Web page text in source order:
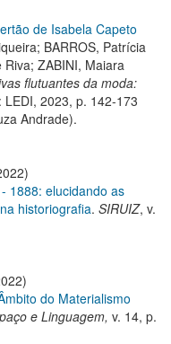
de Isabela Capeto
BARROS, Patrícia
ZABINI, Maiara
flutuantes da moda:
LEDI, 2023, p. 142-173
Andrade).
1888: elucidando as
historiografia. SIRUIZ, v.
do Materialismo
e Linguagem, v. 14, p.